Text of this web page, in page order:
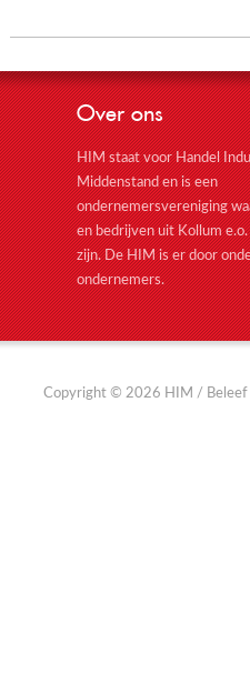
Over ons
HIM staat voor Handel
Middenstand en is een
ondernemersvereniging
en bedrijven uit Kollum
zijn. De HIM is er door
ondernemers.
Copyright © 2026 HIM / Beleef